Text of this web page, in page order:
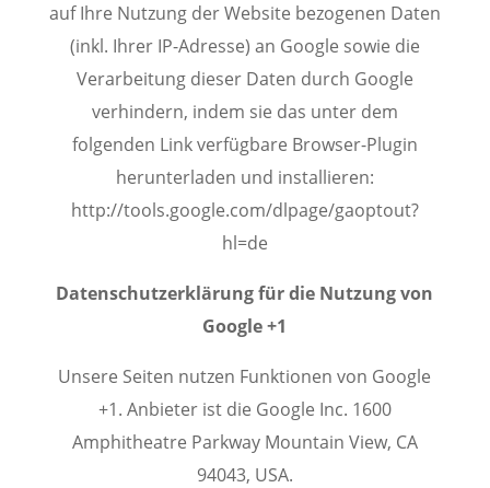
auf Ihre Nutzung der Website bezogenen Daten
(inkl. Ihrer IP-Adresse) an Google sowie die
Verarbeitung dieser Daten durch Google
verhindern, indem sie das unter dem
folgenden Link verfügbare Browser-Plugin
herunterladen und installieren:
http://tools.google.com/dlpage/gaoptout?
hl=de
Datenschutzerklärung für die Nutzung von
Google +1
Unsere Seiten nutzen Funktionen von Google
+1. Anbieter ist die Google Inc. 1600
Amphitheatre Parkway Mountain View, CA
94043, USA.